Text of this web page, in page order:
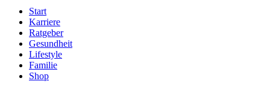
Start
Karriere
Ratgeber
Gesundheit
Lifestyle
Familie
Shop